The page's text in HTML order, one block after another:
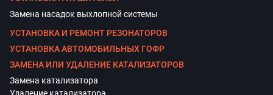
Замена насадок выхлопной системы
УСТАНОВКА И РЕМОНТ РЕЗОНАТОРОВ
УСТАНОВКА АВТОМОБИЛЬНЫХ ГОФР
ЗАМЕНА ИЛИ УДАЛЕНИЕ КАТАЛИЗАТОРОВ
Замена катализатора